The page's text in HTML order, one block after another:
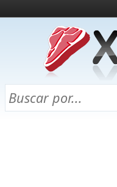
¿Qué es esto?
Directorio
Chuletas para exámenes